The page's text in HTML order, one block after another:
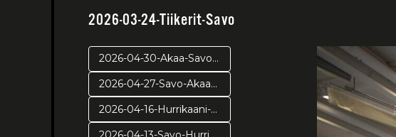
2026-03-24-Tiikerit-Savo
2026-04-30-Akaa-Savo-pr2
2026-04-27-Savo-Akaa-pr1
2026-04-16-Hurrikaani-Savo-VE4